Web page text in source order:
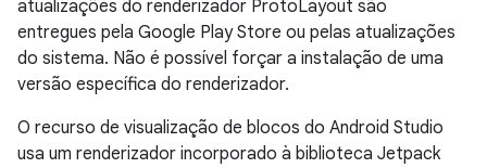
atualizações do renderizador ProtoLayout são
entregues pela Google Play Store ou pelas atualizações
do sistema. Não é possível forçar a instalação de uma
versão específica do renderizador.
O recurso de visualização de blocos do Android Studio
usa um renderizador incorporado à biblioteca Jetpack